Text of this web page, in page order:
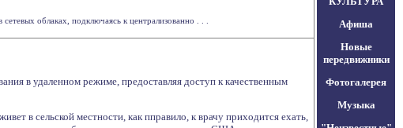
облаках, подключаясь к централизованно . . .
в удаленном режиме, предоставляя доступ к качественным
в сельской местности, как пправило, к врачу приходится ехать,
Афиша
Новые
передвижники
Фотогалерея
Музыка